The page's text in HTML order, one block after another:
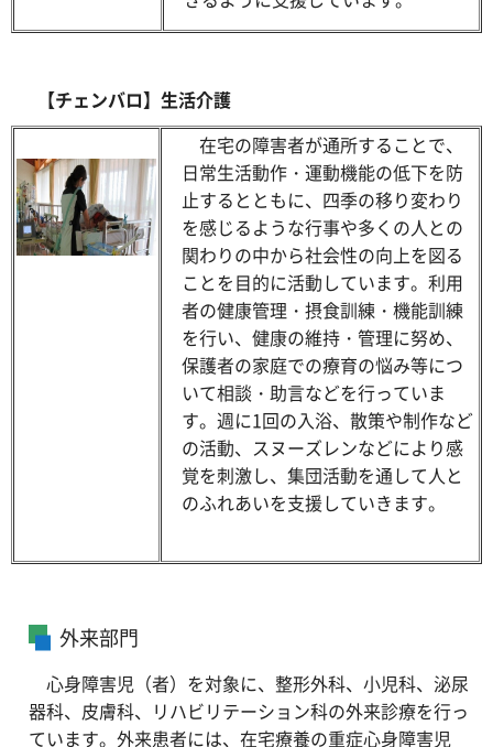
【チェンバロ】生活介護
在宅の障害者が通所することで、
日常生活動作・運動機能の低下を防
止するとともに、四季の移り変わり
を感じるような行事や多くの人との
関わりの中から社会性の向上を図る
ことを目的に活動しています。利用
者の健康管理・摂食訓練・機能訓練
を行い、健康の維持・管理に努め、
保護者の家庭での療育の悩み等につ
いて相談・助言などを行っていま
す。週に1回の入浴、散策や制作など
の活動、スヌーズレンなどにより感
覚を刺激し、集団活動を通して人と
のふれあいを支援していきます。
外来部門
心身障害児（者）を対象に、整形外科、小児科、泌尿
器科、皮膚科、リハビリテーション科の外来診療を行っ
ています。外来患者には、在宅療養の重症心身障害児